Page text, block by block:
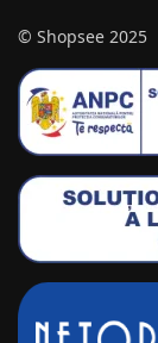
© Shopsee 2025